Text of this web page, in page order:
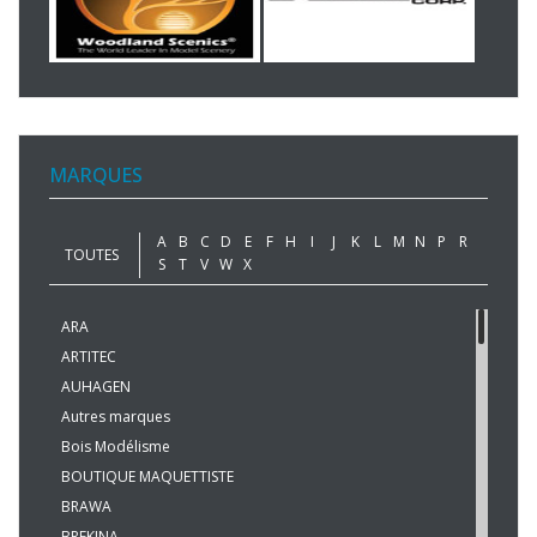
MARQUES
TOUTES
A B C D E F H I J K L M N P
R
S
T V W X
ARA
ARTITEC
AUHAGEN
Autres marques
Bois Modélisme
BOUTIQUE MAQUETTISTE
BRAWA